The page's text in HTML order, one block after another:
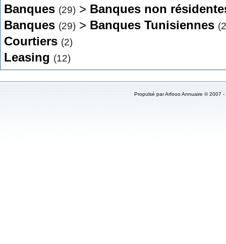
Banques (29) > Banques non
Banques (29) > Banques Tunisiennes
Courtiers (2)
Leasing (12)
Propulsé parArfooo Annuaire © 2007